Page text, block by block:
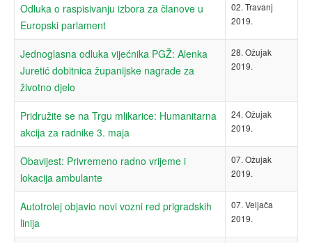
Odluka o raspisivanju izbora za članove u
Europski parlament
02. Travanj
2019.
Jednoglasna odluka vijećnika PGŽ: Alenka
Juretić dobitnica županijske nagrade za
životno djelo
28. Ožujak
2019.
Pridružite se na Trgu mlikarice: Humanitarna
akcija za radnike 3. maja
24. Ožujak
2019.
Obavijest: Privremeno radno vrijeme i
lokacija ambulante
07. Ožujak
2019.
Autotrolej objavio novi vozni red prigradskih
linija
07. Veljača
2019.